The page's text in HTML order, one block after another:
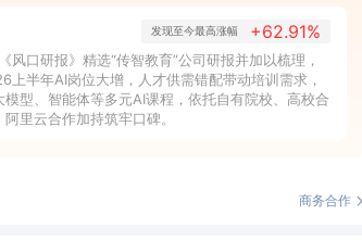
发现至今最高涨幅 +62.91%
风口研报》精选“传智教育”公司研报并加以梳理，
上半年AI岗位大增，人才供需错配带动培训需求，
模型、智能体等多元AI课程，依托自有院校、高校合
里云合作加持筑牢口碑。
商务合作